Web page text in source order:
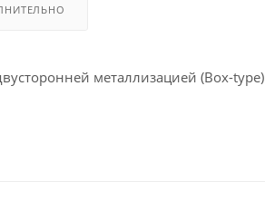
металлизацией (Box-type)